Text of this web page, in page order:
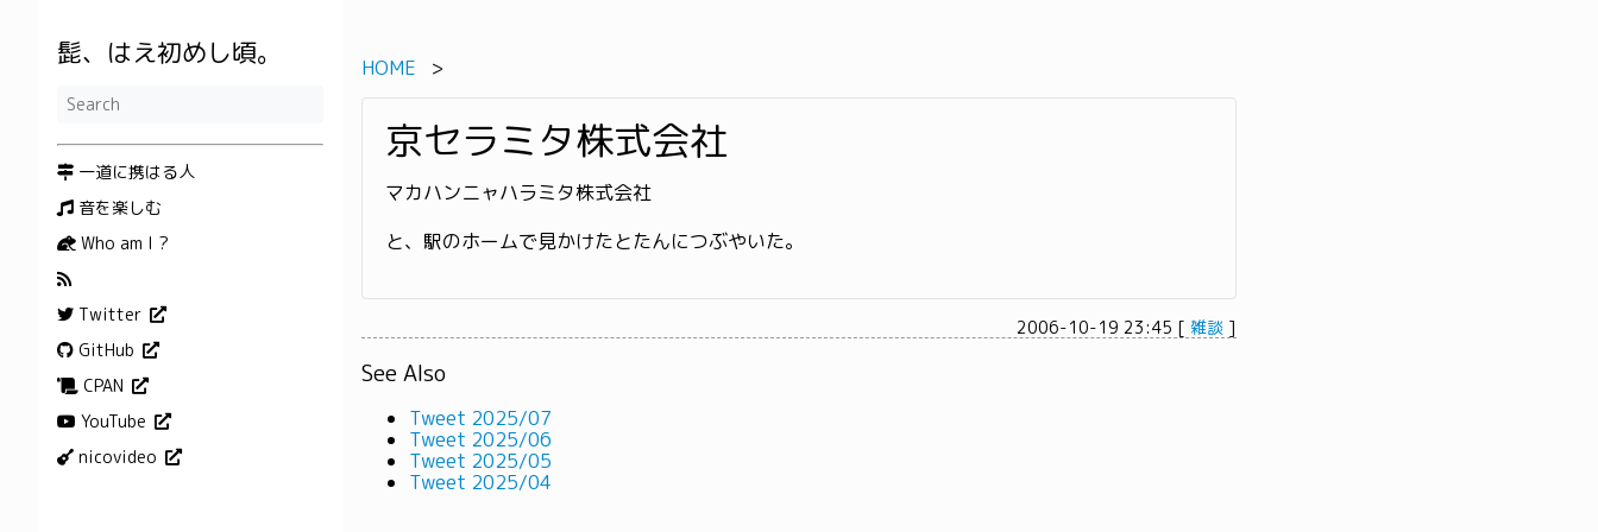
髭、はえ初めし頃。
一道に携はる人
音を楽しむ
Who am I ?
Twitter
GitHub
CPAN
YouTube
nicovideo
HOME
京セラミタ株式会社
マカハンニャハラミタ株式会社
と、駅のホームで見かけたとたんにつぶやいた。
2006-10-19 23:45 [ 雑談 ]
See Also
Tweet 2025/07
Tweet 2025/06
Tweet 2025/05
Tweet 2025/04